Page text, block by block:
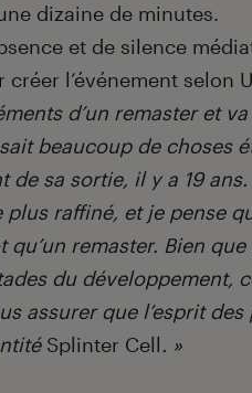
dizaine de minutes.
et de silence
l’événement selon
d’un remaster et
beaucoup de choses
de sa sortie, il y a 19
raffiné, et je pense
remaster. Bien
du développement,
assurer que l’esprit
Splinter Cell. »